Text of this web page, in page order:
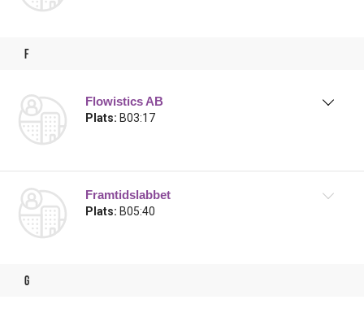
f
Flowistics AB
Plats: B03:17
Framtidslabbet
Plats: B05:40
g